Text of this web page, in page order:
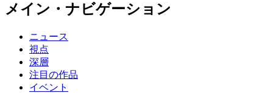
メイン・ナビゲーション
ニュース
視点
深層
注目の作品
イベント